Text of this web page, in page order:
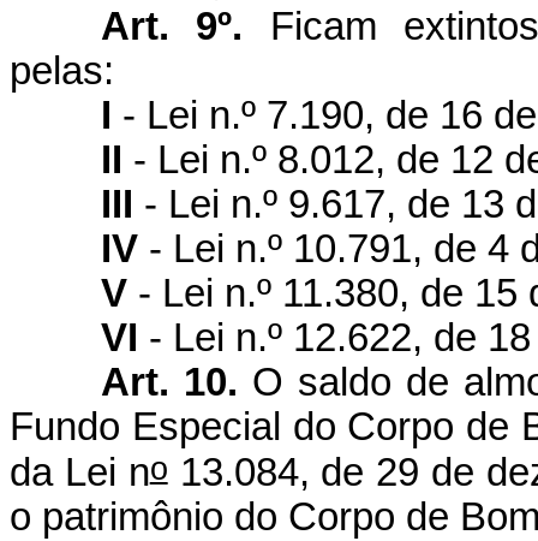
Art. 9º. Ficam
pelas:
I - Lei n.º 7.190, de 16
II - Lei n.º 8.012, de 12
III - Lei n.º 9.617, de 13
IV- Lei n.º 10.791, de 4
V- Lei n.º 11.380, de 15
VI - Lei n.º 12.622, de
Art. 10. O saldo de
Fundo Especial do Corpo de
da Lei no13.084, de 29 de
o patrimônio do Corpo de